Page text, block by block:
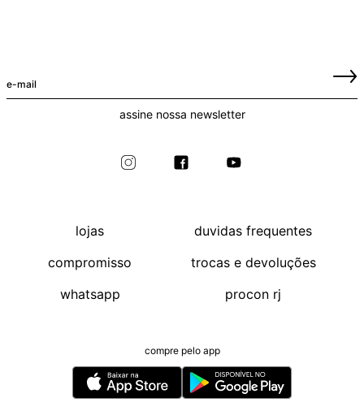
assine nossa newsletter
lojas
compromisso
whatsapp
duvidas frequentes
trocas e devoluções
procon rj
compre pelo app